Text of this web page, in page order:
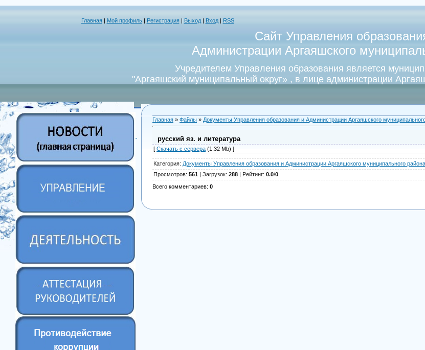
Главная| Мой профиль| Регистрация Выход| Вход RSS
Сайт Управления
Администрации Аргаяшского
Учредителем Управления образования является
"Аргаяшский муниципальный округ» , в лице администрации
Главная » Файлы » Документы Управления образования и Администрации Аргаяшского
русский яз. и литература
[ Скачать с сервера (1.32 Mb) ]
Категория: Документы Управления образования и Администрации Аргаяшского муниципального района
Просмотров: 561 | Загрузок: 288 | Рейтинг: 0.0/0
Всего комментариев: 0